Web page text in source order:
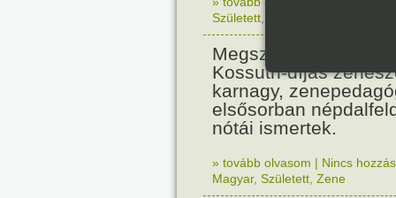
Született
Megszületett Csenki
Kossuth-díjas
karnagy,
elsősorban
nótái ismertek.
» tovább olvasom | Nincs
Magyar, Született Zene